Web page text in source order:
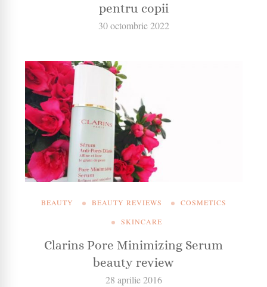
pentru copii
30 octombrie 2022
BEAUTY BEAUTY REVIEWS
COSMETICS
SKINCARE
Clarins Pore Minimizing Serum
beauty review
28 aprilie 2016